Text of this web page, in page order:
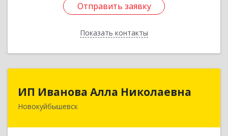
Отправить заявку
Показать контакты
Отправить заявку
Назад
ИП Иванова Алла Николаевна
Новокуйбышевск